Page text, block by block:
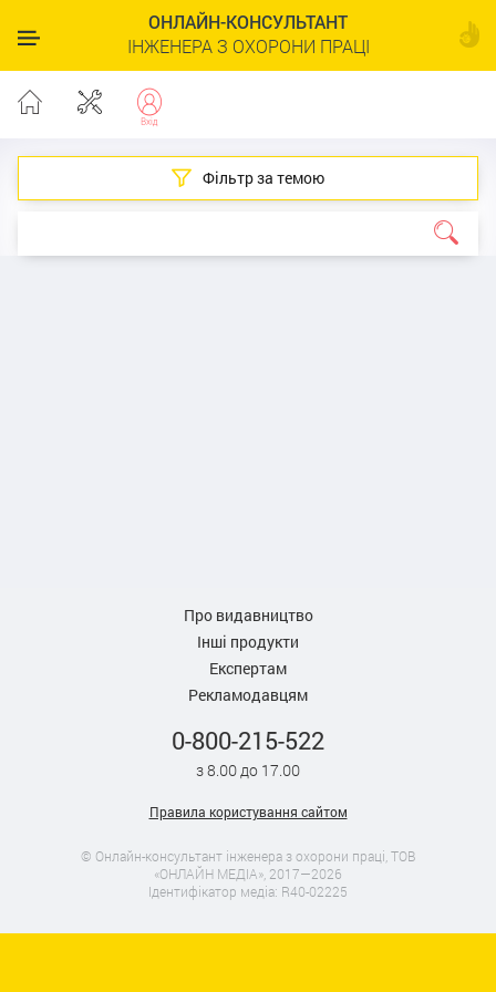
ОНЛАЙН-КОНСУЛЬТАНТ
ІНЖЕНЕРА З ОХОРОНИ ПРАЦІ
Фільтр за темою
Про видавництво
Інші продукти
Експертам
Рекламодавцям
0-800-215-522
з 8.00 до 17.00
Правила користування сайтом
© Онлайн-консультант інженера з охорони праці, ТОВ
«ОНЛАЙН МЕДІА», 2017—2026
Ідентифікатор медіа: R40-02225